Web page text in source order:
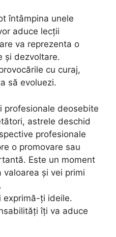
întâmpina unele
aduce lecții
va reprezenta o
și dezvoltare.
cu curaj,
să evoluezi.
profesionale deosebite
astrele deschid
profesionale
o promovare sau
Este un moment
și vei primi
exprimă-ți ideile.
îți va aduce